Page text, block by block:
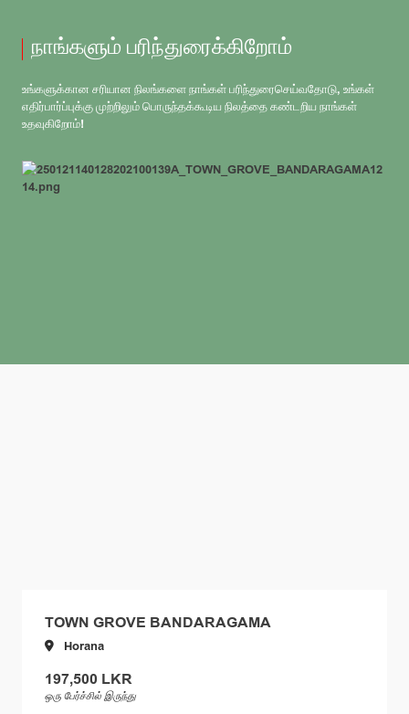
நாங்களும் பரிந்துரைக்கிறோம்
உங்களுக்கான சரியான நிலங்களை நாங்கள் பரிந்துரைசெய்வதோடு, உங்கள்
எதிர்பார்ப்புக்கு முற்றிலும் பொருந்தக்கூடிய நிலத்தை கண்டறிய நாங்கள்
உதவுகிறோம்!
TOWN GROVE BANDARAGAMA
Horana
197,500 LKR
ஒரு பேர்ச்சில் இருந்து